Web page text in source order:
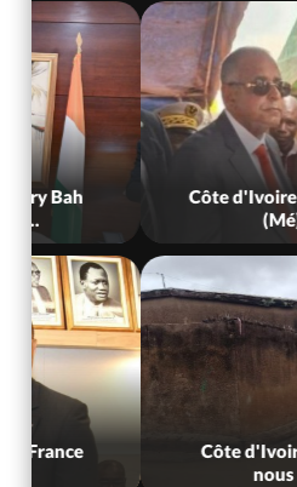
Côte d'Ivoire : Violences
(Mé) ayant fait
Côte d'Ivoire : « On ne
nous », crient